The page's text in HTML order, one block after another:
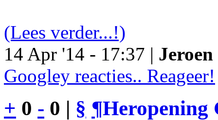
(Lees verder...!)
14 Apr '14 - 17:37 |
Googley reacties.. Reageer!
+ 0 - 0 | § ¶Heropening